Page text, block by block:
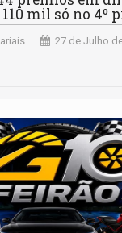
mil só no 4º
27 de Julho